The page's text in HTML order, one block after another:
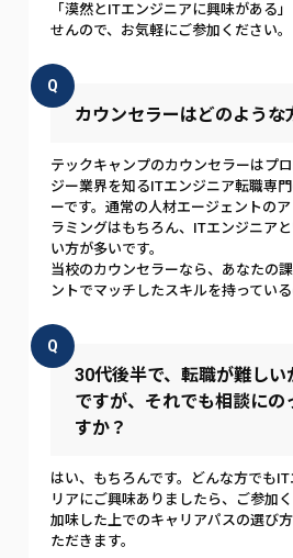
「漠然とITエンジニアに興味がある
せんので、お気軽にご参加ください。
Q
カウンセラーはどのような
テックキャンプのカウンセラーはプ
ジー業界を知るITエンジニア転職専
ーです。通常の人材エージェントの
ラミングはもちろん、ITエンジニア
い方が多いです。
当校のカウンセラーなら、あなたの
ントでマッチしたスキルを持ってい
Q
30代後半で、転職が難しい
ですが、それでも相談にの
すか？
はい、もちろんです。どんな方でも
リアにご興味ありましたら、ご参加
加味した上でのキャリアパスの選び
ただきます。